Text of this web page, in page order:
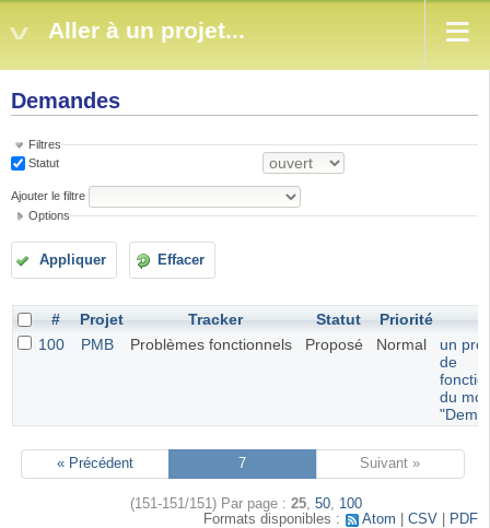
Aller à un projet...
Demandes
Filtres
Statut
Ajouter le filtre
Options
Appliquer Effacer
# Projet Tracker Statut Priorité
100
PMB Problèmes fonctionnels Proposé Normal
un
de
du
« Précédent 7 Suivant »
(151-151/151) Par page : 25, 50, 100
Formats disponibles :
Atom CSV PDF